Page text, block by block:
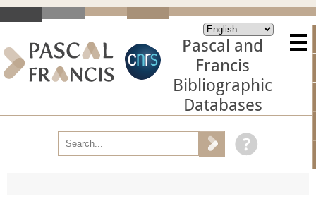
Pascal and
Francis
Bibliographic
Databases